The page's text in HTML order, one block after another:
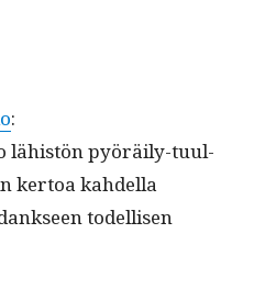
:
lähistön pyöräi­ly-tuul­
ker­toa kahdel­la
todel­lisen